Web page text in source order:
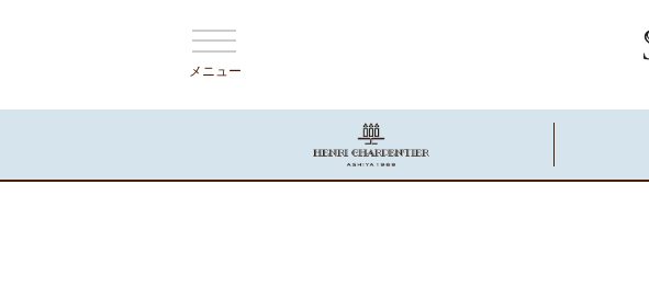
メニュー